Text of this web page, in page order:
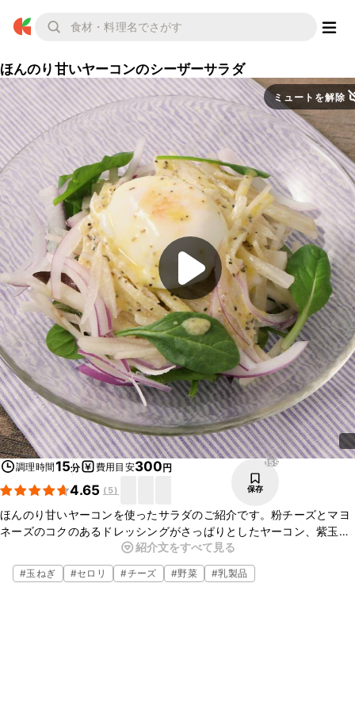
ほんのり甘いヤーコンのシーザーサラダ
ミュートを解除
調理時間15分 費用目安300円
4.65 ( 5)
155
保存
ほんのり甘いヤーコンを使ったサラダのご紹介です。粉チーズとマヨ
ネーズのコクのあるドレッシングがさっぱりとしたヤーコン、紫玉ね
ぎによく合い、ついついお箸が止まらなくなりますよ。お酒にもよく
合いますので今晩のおかずにぜひ、お試しくださいね。
紹介文をすべて見る
#玉ねぎ #セロリ #チーズ #野菜 #乳製品